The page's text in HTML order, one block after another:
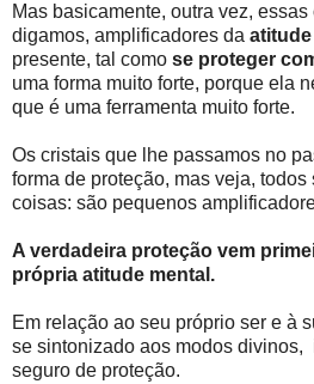
Mas basicamente, outra vez,
digamos, amplificadores da atitude
presente, tal como se proteger
uma forma muito forte, porque ela
que é uma ferramenta muito forte.
Os cristais que lhe passamos no
forma de proteção, mas veja,
coisas: são pequenos
A verdadeira proteção vem
própria atitude mental.
Em relação ao seu próprio ser e à
se sintonizado aos modos divinos,
seguro de proteção.